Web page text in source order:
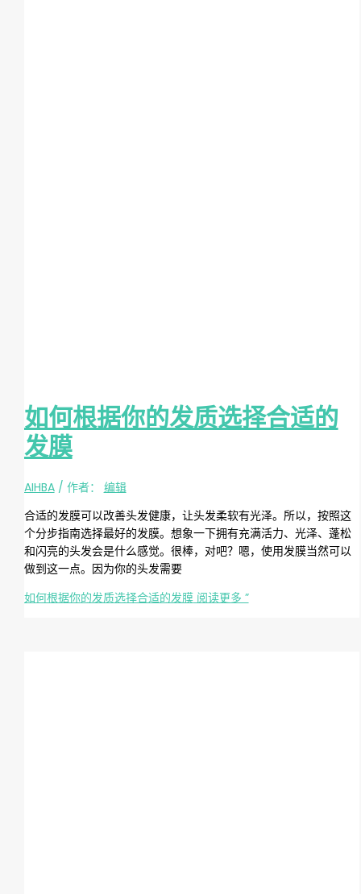
如何根据你的发质选择合适的
发膜
AIHBA/ 作者：
编辑
合适的发膜可以改善头发健康，让头发柔软有光泽。所以，按照这
个分步指南选择最好的发膜。想象一下拥有充满活力、光泽、蓬松
和闪亮的头发会是什么感觉。很棒，对吧？嗯，使用发膜当然可以
做到这一点。因为你的头发需要
如何根据你的发质选择合适的发膜阅读更多 ”